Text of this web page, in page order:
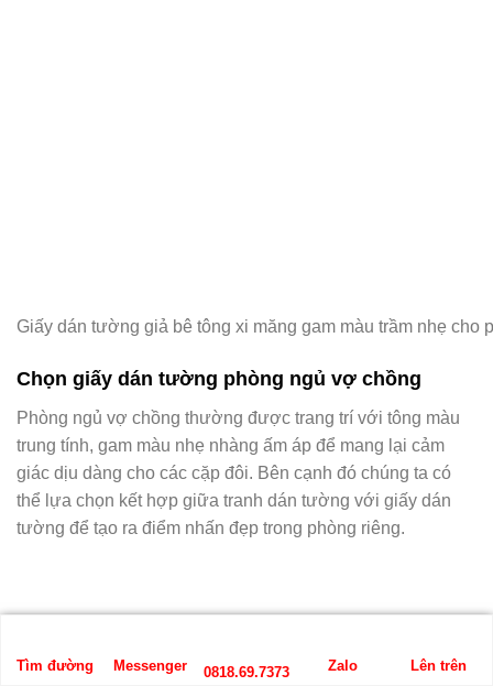
Giấy dán tường giả bê tông xi măng gam màu trầm nhẹ cho
Chọn giấy dán tường phòng ngủ vợ chồng
Phòng ngủ vợ chồng thường được trang trí với tông màu
trung tính, gam màu nhẹ nhàng ấm áp để mang lại cảm
giác dịu dàng cho các cặp đôi. Bên cạnh đó chúng ta có
thể lựa chọn kết hợp giữa tranh dán tường với giấy dán
tường để tạo ra điểm nhấn đẹp trong phòng riêng.
Tìm đường Messenger 0818.69.7373 Zalo Lên trên